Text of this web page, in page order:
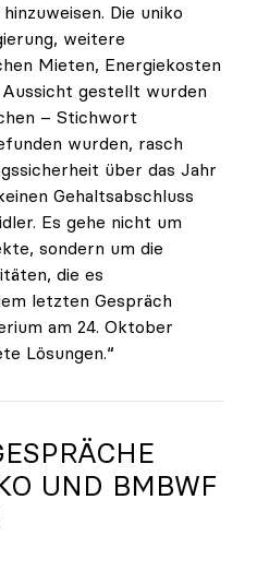
Die uniko
weitere
Mieten, Energiekosten
gestellt wurden
– Stichwort
wurden, rasch
über das Jahr
Gehaltsabschluss
Es gehe nicht um
sondern um die
die es
letzten Gespräch
am 24. Oktober
Lösungen.“
UND BMBWF